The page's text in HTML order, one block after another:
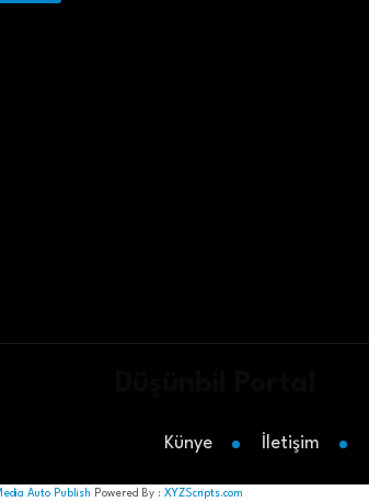
Künye İletişim
Auto Publish Powered By : XYZScripts.com